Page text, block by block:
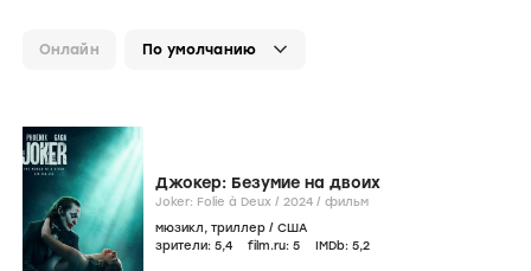
Онлайн
Джокер: Безумие на двоих
Joker: Folie à Deux / 2024 / фильм
мюзикл, триллер / США
зрители: 5,4 film.ru: 5 IMDb: 5,2